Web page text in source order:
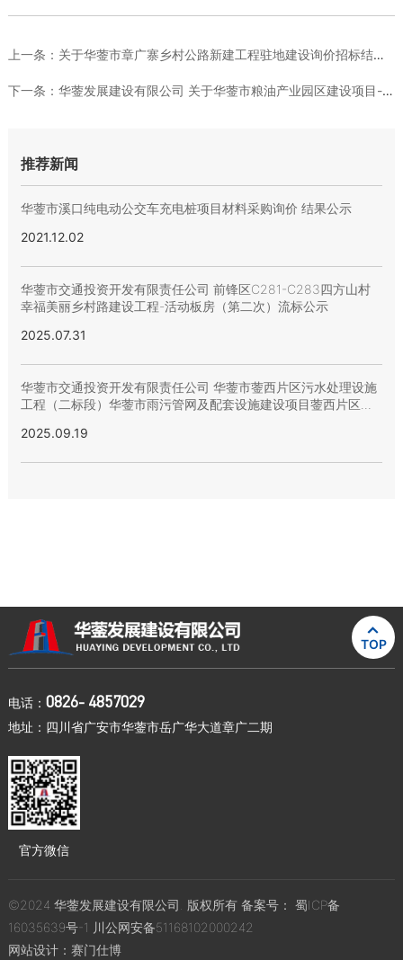
上一条： 关于华蓥市章广寨乡村公路新建工程驻地建设询价招标结果的公示
下一条： 华蓥发展建设有限公司 关于华蓥市粮油产业园区建设项目-冷链仓...
推荐新闻
华蓥市溪口纯电动公交车充电桩项目材料采购询价 结果公示
2021.12.02
华蓥市交通投资开发有限责任公司 前锋区C281-C283四方山村
幸福美丽乡村路建设工程-活动板房（第二次）流标公示
2025.07.31
华蓥市交通投资开发有限责任公司 华蓥市蓥西片区污水处理设施
工程（二标段）华蓥市雨污管网及配套设施建设项目蓥西片区配
2025.09.19

TOP
电话： 0826- 4857029
地址：四川省广安市华蓥市岳广华大道章广二期
官方微信
©2024 华蓥发展建设有限公司. 版权所有 备案号： 蜀ICP备
16035639号-1 川公网安备51168102000242
网站设计： 赛门仕博